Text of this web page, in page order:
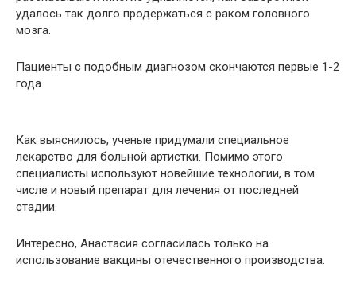
удалось так долго продержаться с раком головного
мозга.
Пациенты с подобным диагнозом скончаются первые 1-2
года.
Как выяснилось, ученые придумали специальное
лекарство для больной артистки. Помимо этого
специалисты используют новейшие технологии, в том
числе и новый препарат для лечения от последней
стадии.
Интересно, Анастасия согласилась только на
использование вакцины отечественного производства.